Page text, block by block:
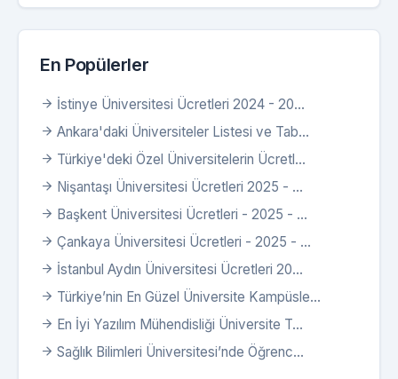
En Popülerler
İstinye Üniversitesi Ücretleri 2024 - 20...
Ankara'daki Üniversiteler Listesi ve Tab...
Türkiye'deki Özel Üniversitelerin Ücretl...
Nişantaşı Üniversitesi Ücretleri 2025 - ...
Başkent Üniversitesi Ücretleri - 2025 - ...
Çankaya Üniversitesi Ücretleri - 2025 - ...
İstanbul Aydın Üniversitesi Ücretleri 20...
Türkiye’nin En Güzel Üniversite Kampüsle...
En İyi Yazılım Mühendisliği Üniversite T...
Sağlık Bilimleri Üniversitesi’nde Öğrenc...